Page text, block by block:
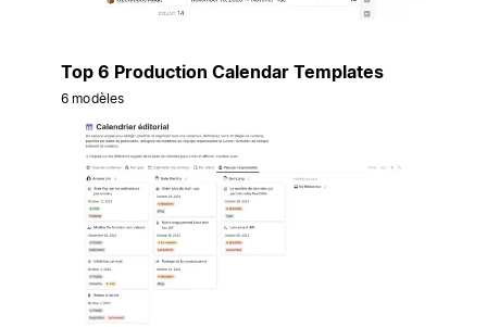
Top 6 Production Calendar Templates
6 modèles